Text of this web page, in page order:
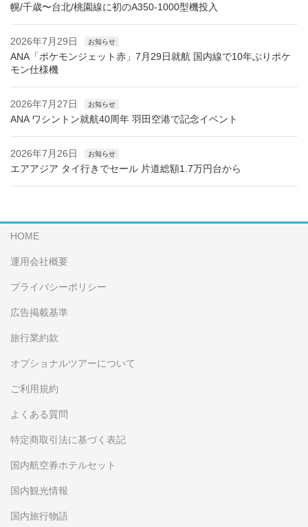
幌/千歳〜台北/桃園線に初のA350-1000型機投入
2026年7月29日 お知らせ
ANA「ポケモンジェット赤」7月29日就航 国内線で10年ぶりポケ
モン仕様機
2026年7月27日 お知らせ
ANA ワシントン就航40周年 羽田空港で記念イベント
2026年7月26日 お知らせ
エアアジア タイ行きでセール 片道総額1.7万円台から
HOME
運用会社概要
プライバシーポリシー
広告掲載基準
旅行業約款
オプショナルツアーについて
ご利用規約
よくある質問
特定商取引法に基づく表記
国内航空券ホテルセット
国内観光情報
国内旅行物語